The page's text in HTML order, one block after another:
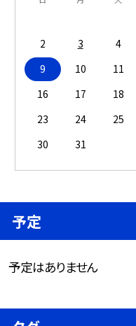
2
3 4
9
10 11
16
17 18
23
24 25
30
31
予定
予定はありません